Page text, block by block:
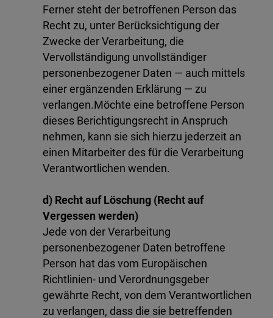
Ferner steht der betroffenen Person das
Recht zu, unter Berücksichtigung der
Zwecke der Verarbeitung, die
Vervollständigung unvollständiger
personenbezogener Daten — auch mittels
einer ergänzenden Erklärung — zu
verlangen.Möchte eine betroffene Person
dieses Berichtigungsrecht in Anspruch
nehmen, kann sie sich hierzu jederzeit an
einen Mitarbeiter des für die Verarbeitung
Verantwortlichen wenden.
d) Recht auf Löschung (Recht auf
Vergessen werden)
Jede von der Verarbeitung
personenbezogener Daten betroffene
Person hat das vom Europäischen
Richtlinien- und Verordnungsgeber
gewährte Recht, von dem Verantwortlichen
zu verlangen, dass die sie betreffenden